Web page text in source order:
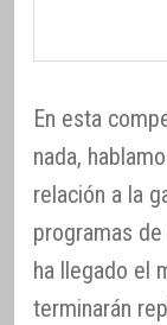
En esta
nada,
relación a la
programas
ha llegado el
terminarán